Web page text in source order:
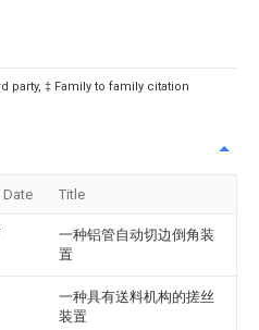
party, ‡ Family to family citation
Date Title
一种铝管自动切边倒角装
置
一种具有送料机构的搓丝
装置